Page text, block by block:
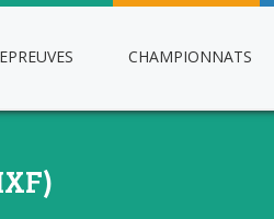
EPREUVES CHAMPIONNATS